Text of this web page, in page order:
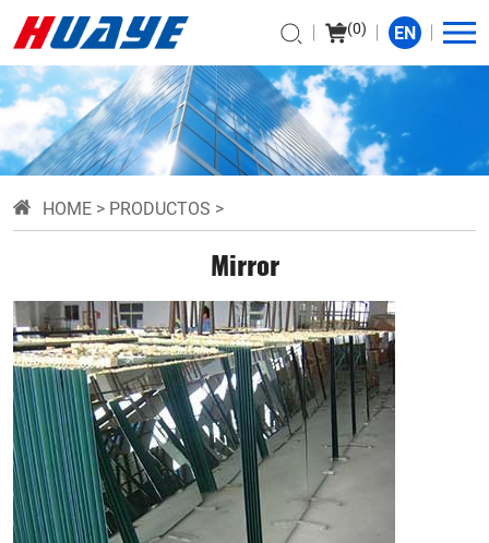
(0) EN
HOME > PRODUCTOS >
Mirror